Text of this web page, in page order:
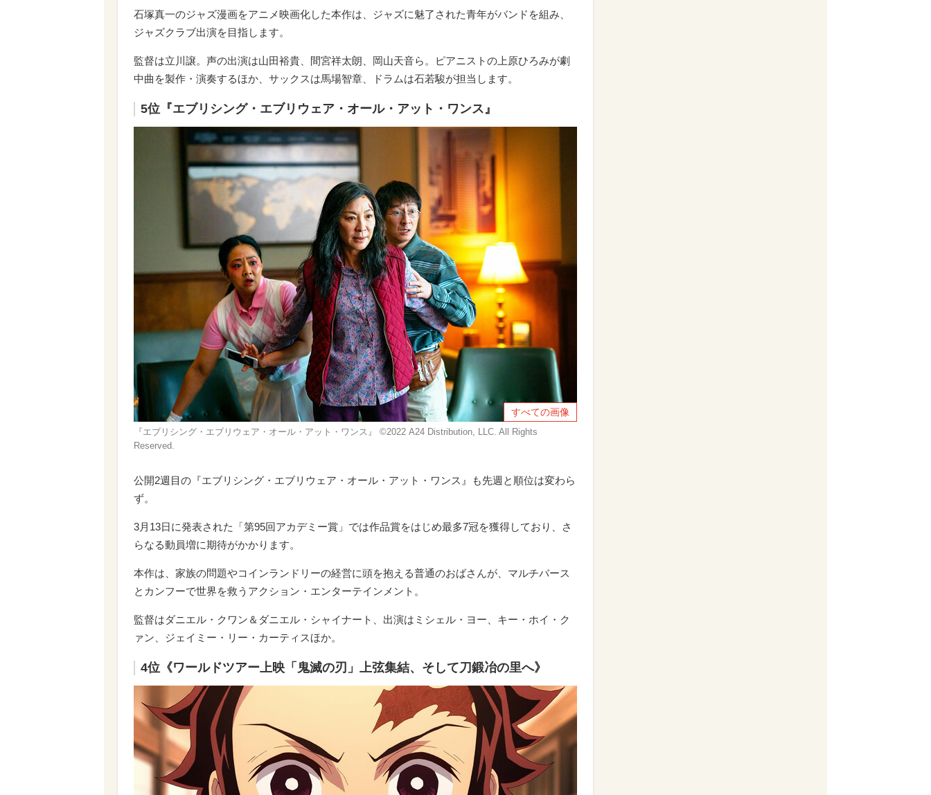
石塚真一のジャズ漫画をアニメ映画化した本作は、ジャズに魅了された青年がバンドを組み、
ジャズクラブ出演を目指します。
監督は立川譲。声の出演は山田裕貴、間宮祥太朗、岡山天音ら。ピアニストの上原ひろみが劇
中曲を製作・演奏するほか、サックスは馬場智章、ドラムは石若駿が担当します。
5位『エブリシング・エブリウェア・オール・アット・ワンス』
すべての画像
『エブリシング・エブリウェア・オール・アット・ワンス』 ©2022 A24 Distribution, LLC. All Rights
Reserved.
公開2週目の『エブリシング・エブリウェア・オール・アット・ワンス』も先週と順位は変わら
ず。
3月13日に発表された「第95回アカデミー賞」では作品賞をはじめ最多7冠を獲得しており、さ
らなる動員増に期待がかかります。
本作は、家族の問題やコインランドリーの経営に頭を抱える普通のおばさんが、マルチバース
とカンフーで世界を救うアクション・エンターテインメント。
監督はダニエル・クワン＆ダニエル・シャイナート、出演はミシェル・ヨー、キー・ホイ・ク
ァン、ジェイミー・リー・カーティスほか。
4位《ワールドツアー上映「鬼滅の刃」上弦集結、そして刀鍛冶の里へ》